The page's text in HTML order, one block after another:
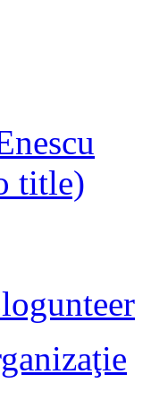
title)